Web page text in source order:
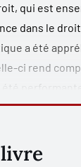
qui est
dans le
a été
ci rend
été
du droit